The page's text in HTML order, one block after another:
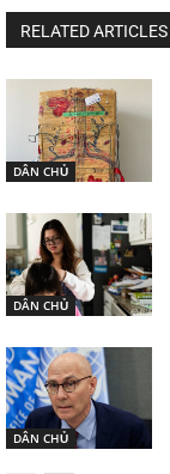
RELATED ARTICLES
DÂN CHỦ
DÂN CHỦ
DÂN CHỦ